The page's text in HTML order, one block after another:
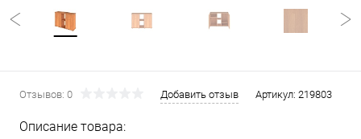
Отзывов: 0 Добавить отзыв Артикул: 219803
Описание товара: